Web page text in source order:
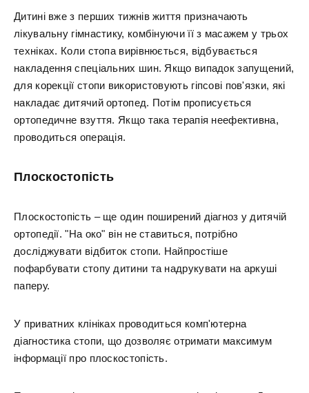
Дитині вже з перших тижнів життя призначають
лікувальну гімнастику, комбінуючи її з масажем у трьох
техніках. Коли стопа вирівнюється, відбувається
накладення спеціальних шин. Якщо випадок запущений,
для корекції стопи використовують гіпсові пов'язки, які
накладає дитячий ортопед. Потім прописується
ортопедичне взуття. Якщо така терапія неефективна,
проводиться операція.
Плоскостопість
Плоскостопість – ще один поширений діагноз у дитячій
ортопедії. "На око" він не ставиться, потрібно
досліджувати відбиток стопи. Найпростіше
пофарбувати стопу дитини та надрукувати на аркуші
паперу.
У приватних клініках проводиться комп'ютерна
діагностика стопи, що дозволяє отримати максимум
інформації про плоскостопість.